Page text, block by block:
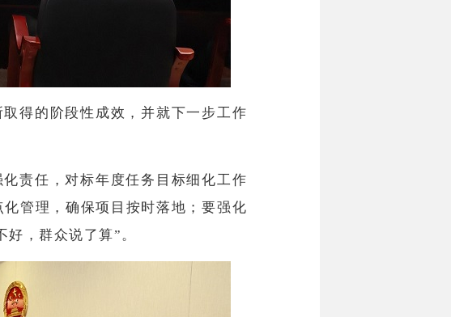
得的阶段性成效，并就下一步工作
责任，对标年度任务目标细化工作
管理，确保项目按时落地；要强化
，群众说了算”。